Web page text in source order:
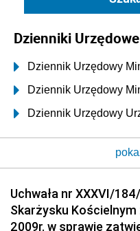
Dzienniki Urzędowe
Dziennik Urzędowy
Dziennik Urzędowy
Dziennik Urzędowy
Dziennik Urzędowy
Elektronicznej
Dziennik Urzędowy
Uchwała nr XXXVI/
Skarżysku
2009r. w sprawie